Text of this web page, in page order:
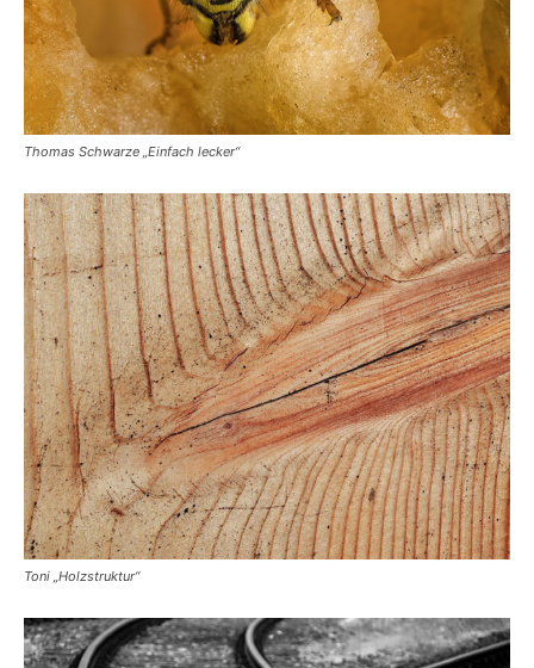
Thomas Schwarze „Einfach lecker“
Toni „Holzstruktur“